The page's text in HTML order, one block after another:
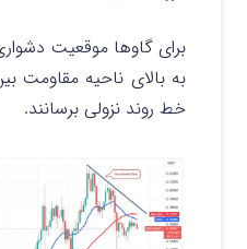
برای گاوها موقعیت
خط روند نزولی برسانند.